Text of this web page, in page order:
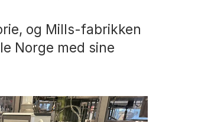
og Mills-fabrikken
Norge med sine